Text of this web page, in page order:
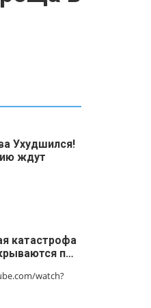
Ухудшился!
ждут
катастрофа
п…
watch?